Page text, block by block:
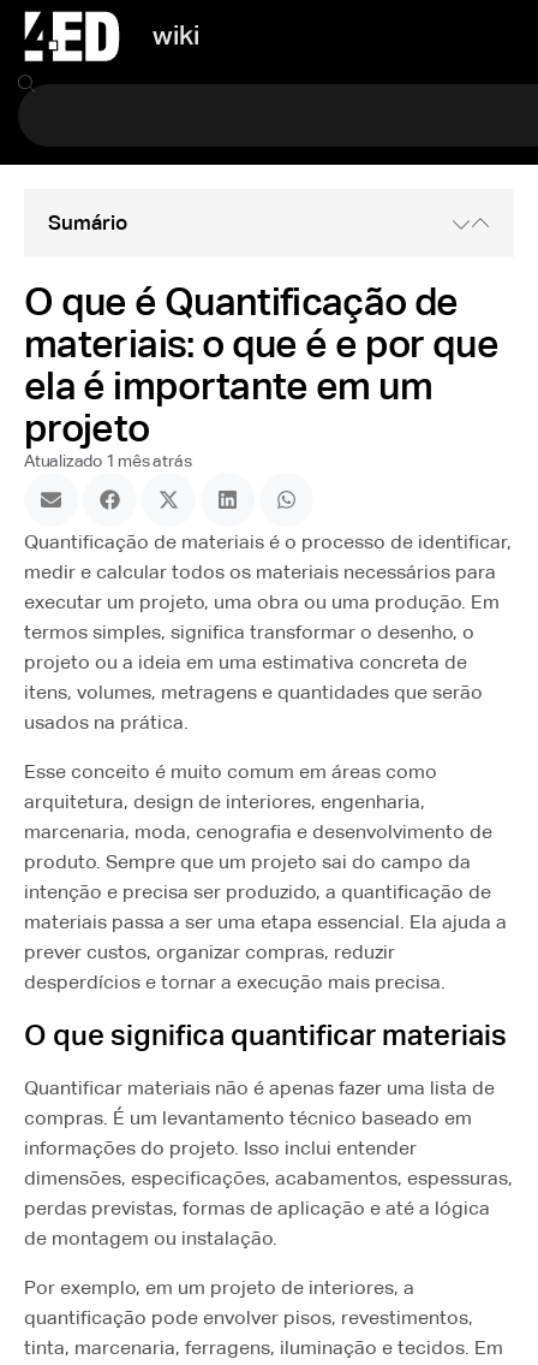
wiki
Sumário
O que é Quantificação de
materiais: o que é e por que
ela é importante em um
projeto
Atualizado 1 mês atrás
Quantificação de materiais é o processo de identificar,
medir e calcular todos os materiais necessários para
executar um projeto, uma obra ou uma produção. Em
termos simples, significa transformar o desenho, o
projeto ou a ideia em uma estimativa concreta de
itens, volumes, metragens e quantidades que serão
usados na prática.
Esse conceito é muito comum em áreas como
arquitetura, design de interiores, engenharia,
marcenaria, moda, cenografia e desenvolvimento de
produto. Sempre que um projeto sai do campo da
intenção e precisa ser produzido, a quantificação de
materiais passa a ser uma etapa essencial. Ela ajuda a
prever custos, organizar compras, reduzir
desperdícios e tornar a execução mais precisa.
O que significa quantificar materiais
Quantificar materiais não é apenas fazer uma lista de
compras. É um levantamento técnico baseado em
informações do projeto. Isso inclui entender
dimensões, especificações, acabamentos, espessuras,
perdas previstas, formas de aplicação e até a lógica
de montagem ou instalação.
Por exemplo, em um projeto de interiores, a
quantificação pode envolver pisos, revestimentos,
tinta, marcenaria, ferragens, iluminação e tecidos. Em